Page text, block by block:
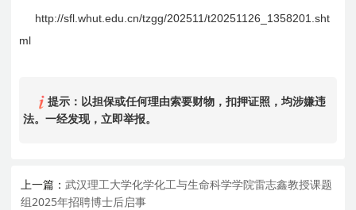
http://sfl.whut.edu.cn/tzgg/202511/t20251126_1358201.sht
ml
提示：以担保或任何理由索要财物，扣押证照，均涉嫌违
法。一经发现，立即举报。
上一篇：武汉理工大学化学化工与生命科学学院雷志鑫教授课题
组2025年招聘博士后启事